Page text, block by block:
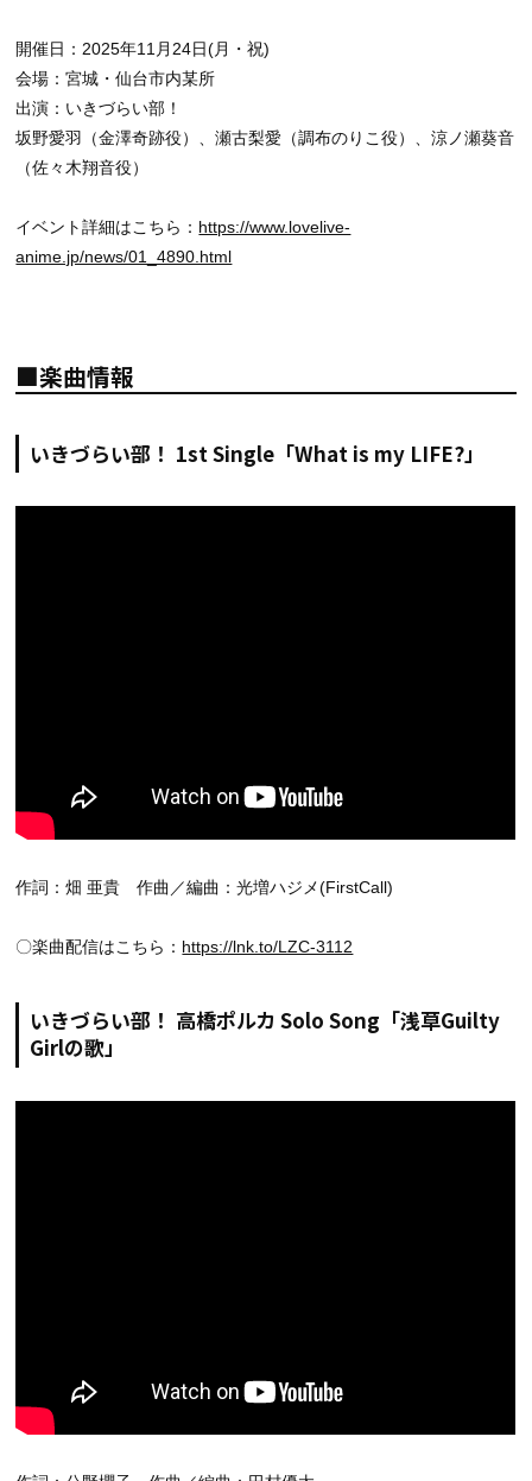
開催日：2025年11月24日(月・祝)
会場：宮城・仙台市内某所
出演：いきづらい部！
坂野愛羽（金澤奇跡役）、瀬古梨愛（調布のりこ役）、涼ノ瀬葵音
（佐々木翔音役）
イベント詳細はこちら： https://www.lovelive-
anime.jp/news/01_4890.html
■楽曲情報
いきづらい部！ 1st Single「What is my LIFE?」
作詞：畑 亜貴 作曲／編曲：光増ハジメ(FirstCall)
〇楽曲配信はこちら： https://lnk.to/LZC-3112
いきづらい部！ 高橋ポルカ Solo Song「浅草Guilty
Girlの歌」